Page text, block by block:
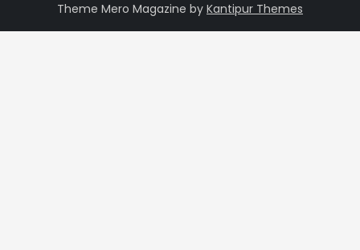
Theme Mero Magazine by Kantipur Themes